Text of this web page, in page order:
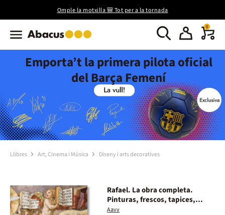
Omple la motxilla 🎒 Tot per a la tornada
0
Emporta’t la primera pilota oficial
del Barça Femení
Llibres Art, Cinema i Música Diseny i arts decoratives
Rafael. La obra completa.
Pinturas, frescos, tapices,
arquitectura
Aavv